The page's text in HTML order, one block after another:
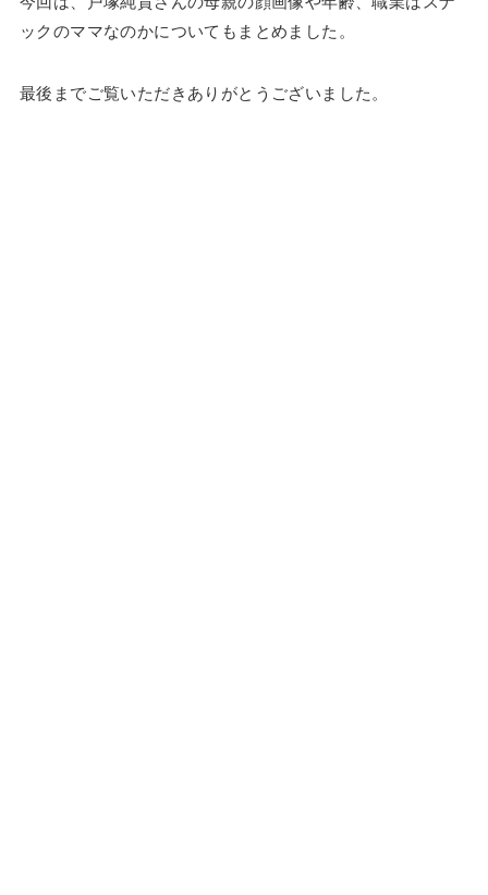
ックのママなのかについてもまとめました。
最後までご覧いただきありがとうございました。